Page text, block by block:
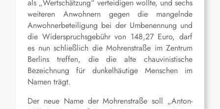
als „Wertschätzung“ verteidigen wollte, und sechs
weiteren Anwohnern gegen die mangelnde
Anwohnerbeteiligung bei der Umbenennung und
die Widerspruchsgebühr von 148,27 Euro, darf
es nun schließlich die Mohrenstraße im Zentrum
Berlins treffen, die die alte chauvinistische
Bezeichnung für dunkelhäutige Menschen im
Namen trägt.
Der neue Name der Mohrenstraße soll „Anton-